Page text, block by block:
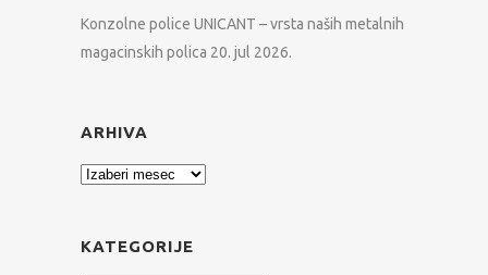
Konzolne police UNICANT – vrsta naših metalnih
magacinskih polica 20. jul 2026.
ARHIVA
Arhiva
KATEGORIJE